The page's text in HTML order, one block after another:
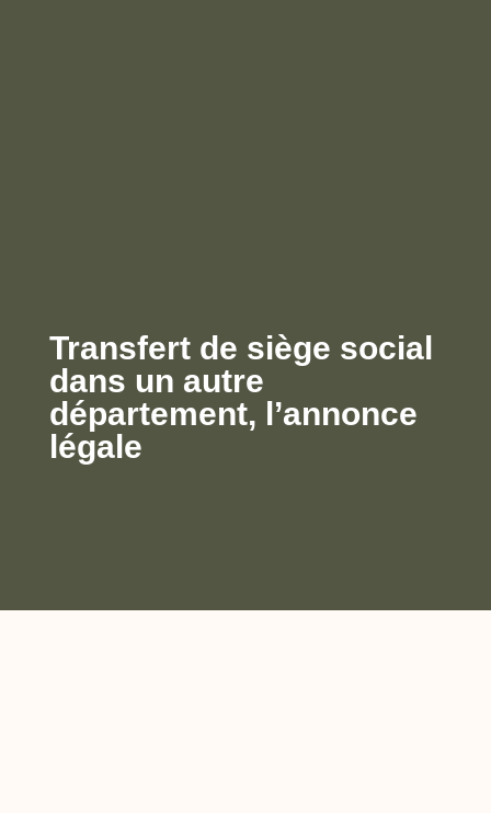
Transfert de siège social
dans un autre
département, l’annonce
légale